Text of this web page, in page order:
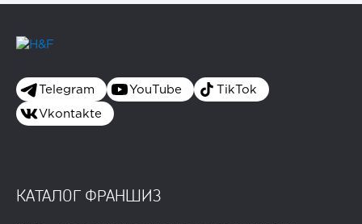
Telegram YouTube TikTok
Vkontakte
КАТАЛОГ ФРАНШИЗ